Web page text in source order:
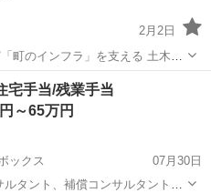
2月2日
町のインフラ」を支える 土木技
の 施工管理・設計・積算 のご経
公務員の経験は必要ありませ
宅手当/残業手当
～65万円
ックス
07月30日
ルタント、補償コンサルタント、